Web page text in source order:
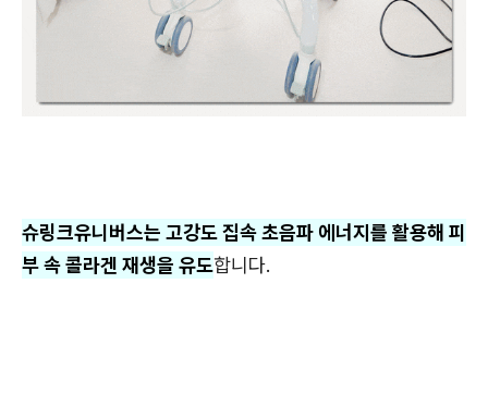
슈링크유니버스는 고강도 집속 초음파 에너지를 활용해 피
부 속 콜라겐 재생을 유도합니다.